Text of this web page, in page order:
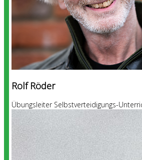
Rolf Röder
Übungsleiter Selbstverteidigungs-